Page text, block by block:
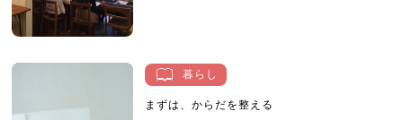
暮らし
まずは、からだを整える